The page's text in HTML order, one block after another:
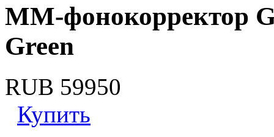
ММ-фонокорректор
Green
RUB 59950
Купить